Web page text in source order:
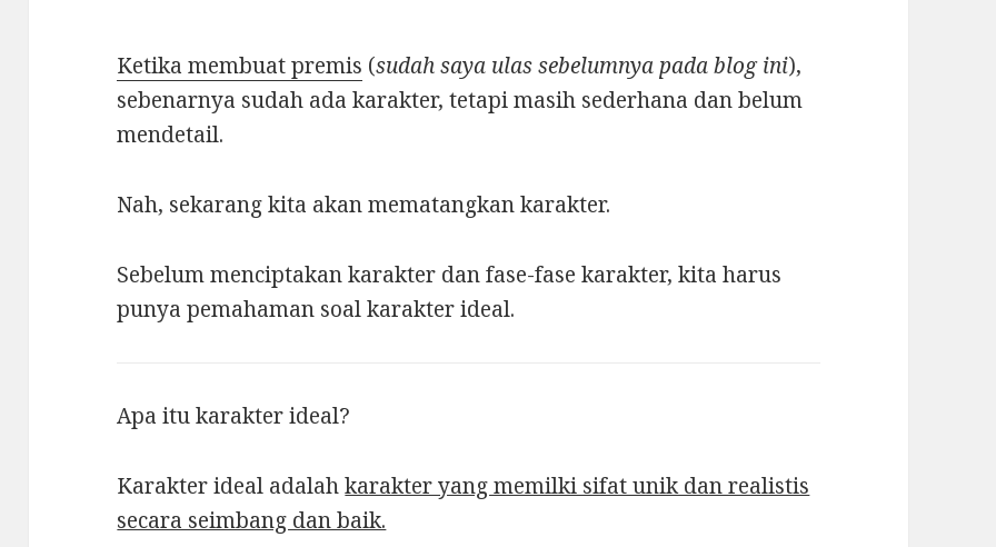
Ketika membuat premis (sudah saya ulas sebelumnya pada blog ini),
sebenarnya sudah ada karakter, tetapi masih sederhana dan belum
mendetail.
Nah, sekarang kita akan mematangkan karakter.
Sebelum menciptakan karakter dan fase-fase karakter, kita harus
punya pemahaman soal karakter ideal.
Apa itu karakter ideal?
Karakter ideal adalahkarakter yang memilki sifat unik dan realistis
secara seimbang dan baik.